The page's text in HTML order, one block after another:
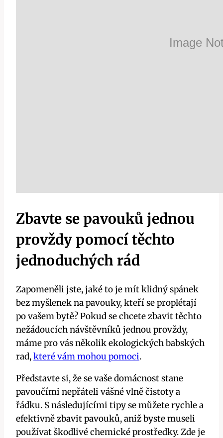
Zbavte se‌ pavouků ‌jednou
provždy ‍pomocí ⁣těchto
jednoduchých rád
Zapomeněli ‍jste, jaké to je ⁢mít⁢ klidný‌ spánek
bez ‍myšlenek na ⁢pavouky,⁣ kteří se proplétají
po vašem bytě? Pokud se chcete ⁤zbavit⁤ těchto
nežádoucích návštěvníků​ jednou provždy,
máme‍ pro vás několik ekologických babských
rad,které vám mohou pomoci.
Představte si,⁢ že se vaše domácnost⁢ stane
pavoučími nepřáteli vášné vlně čistoty‍ a
řádku. S následujícími tipy se můžete rychle ‍a
efektivně ⁣zbavit pavouků,⁤ aniž byste ​museli
používat ‍škodlivé ​chemické prostředky. Zde je‌